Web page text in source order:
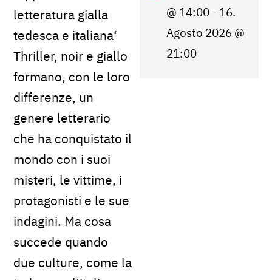
letteratura gialla
tedesca e italiana‘
Thriller, noir e giallo
formano, con le loro
differenze, un
genere letterario
che ha conquistato il
mondo con i suoi
misteri, le vittime, i
protagonisti e le sue
indagini. Ma cosa
succede quando
due culture, come la
@ 14:00- 16.
Agosto 2026 @
21:00